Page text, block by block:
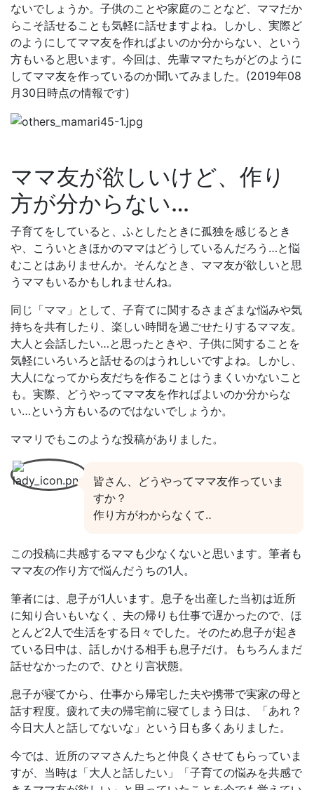
ないでしょうか。子供のことや家庭のことなど、ママだか
らこそ話せることも気軽に話せますよね。しかし、実際ど
のようにしてママ友を作ればよいのか分からない、という
方もいると思います。今回は、先輩ママたちがどのように
してママ友を作っているのか聞いてみました。(2019年08
月30日時点の情報です)
ママ友が欲しいけど、作り
方が分からない…
子育てをしていると、ふとしたときに孤独を感じるとき
や、こういときほかのママはどうしているんだろう…と悩
むことはありませんか。そんなとき、ママ友が欲しいと思
うママもいるかもしれませんね。
同じ「ママ」として、子育てに関するさまざまな悩みや気
持ちを共有したり、楽しい時間を過ごせたりするママ友。
大人と会話したい…と思ったときや、子供に関することを
気軽にいろいろと話せるのはうれしいですよね。しかし、
大人になってから友だちを作ることはうまくいかないこと
も。実際、どうやってママ友を作ればよいのか分からな
い…という方もいるのではないでしょうか。
ママリでもこのような投稿がありました。
皆さん、どうやってママ友作っていま
すか？
作り方がわからなくて‥
この投稿に共感するママも少なくないと思います。筆者も
ママ友の作り方で悩んだうちの1人。
筆者には、息子が1人います。息子を出産した当初は近所
に知り合いもいなく、夫の帰りも仕事で遅かったので、ほ
とんど2人で生活をする日々でした。そのため息子が起き
ている日中は、話しかける相手も息子だけ。もちろんまだ
話せなかったので、ひとり言状態。
息子が寝てから、仕事から帰宅した夫や携帯で実家の母と
話す程度。疲れて夫の帰宅前に寝てしまう日は、「あれ？
今日大人と話してないな」という日も多くありました。
今では、近所のママさんたちと仲良くさせてもらっていま
すが、当時は「大人と話したい」「子育ての悩みを共感で